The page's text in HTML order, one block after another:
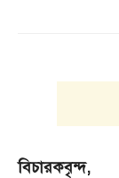
বিচারকবৃন্দ,